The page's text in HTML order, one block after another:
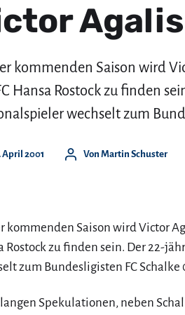
kommenden Saison wird
Hansa Rostock zu finden
wechselt zum
April 2001 Von Martin Schuster
kommenden Saison wird Victor
Rostock zu finden sein. Der 22-
zum Bundesligisten FC Schalke
Spekulationen, neben